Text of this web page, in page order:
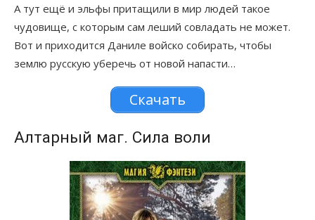
А тут ещё и эльфы притащили в мир людей такое
чудовище, с которым сам леший совладать не может.
Вот и приходится Даниле войско собирать, чтобы
землю русскую уберечь от новой напасти…
Скачать
Алтарный маг. Сила воли